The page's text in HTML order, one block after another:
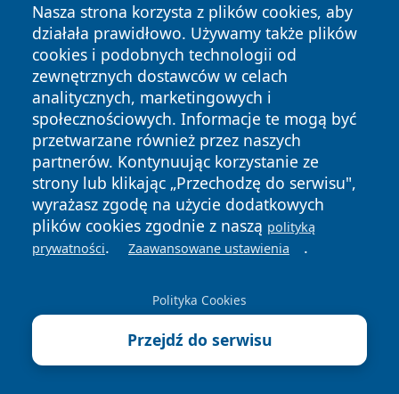
zeznaniu PIT może sięgać nawet kilkunastu tysięcy
złotych rocznie, co przy skali podatkowej 17%
przekłada się na oszczędność rzędu 2 000–3 000 zł.
Kto może skorzystać i jakie schorzenia lub sytuacje
obejmuje ulga
Prawo do ulgi mają:
osoby posiadające orzeczenie o
niepełnosprawności, niezależnie od stopnia (lekki,
umiarkowany, znaczny),
osoby utrzymujące osoby niepełnosprawne
dochody tych osób nie przekraczają
brutto rocznie
Ulga obejmuje zarówno schorzenia trwałe (np.
Nasza strona korzysta z plików cookies, aby
działała prawidłowo. Używamy także plików
cookies i podobnych technologii od
zewnętrznych dostawców w celach
analitycznych, marketingowych i
społecznościowych. Informacje te mogą być
przetwarzane również przez naszych
partnerów. Kontynuując korzystanie ze
strony lub klikając „Przechodzę do serwisu",
wyrażasz zgodę na użycie dodatkowych
plików cookies zgodnie z naszą polityką
prywatności. Zaawansowane ustawienia .
Polityka Cookies
Przejdź do serwisu